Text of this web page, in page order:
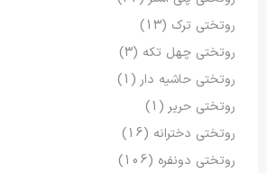
روتختی ترک (13)
روتختی چهل تکه (3)
روتختی حاشیه دار(1)
روتختی حریر(1)
روتختی دخترانه (16)
روتختی دونفره (106)